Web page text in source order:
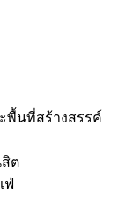
พื้นที่สร้างสรรค์
ต
ฟ่